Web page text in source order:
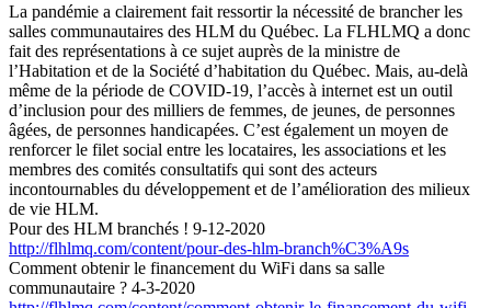
La pandémie a clairement fait ressortir la nécessité de brancher les
salles communautaires des HLM du Québec. La FLHLMQ a donc
fait des représentations à ce sujet auprès de la ministre de
l’Habitation et de la Société d’habitation du Québec. Mais, au-delà
même de la période de COVID-19, l’accès à internet est un outil
d’inclusion pour des milliers de femmes, de jeunes, de personnes
âgées, de personnes handicapées. C’est également un moyen de
renforcer le filet social entre les locataires, les associations et les
membres des comités consultatifs qui sont des acteurs
incontournables du développement et de l’amélioration des milieux
de vie HLM.
Pour des HLM branchés ! 9-12-2020
http://flhlmq.com/content/pour-des-hlm-branch%C3%A9s
Comment obtenir le financement du WiFi dans sa salle
communautaire ? 4-3-2020